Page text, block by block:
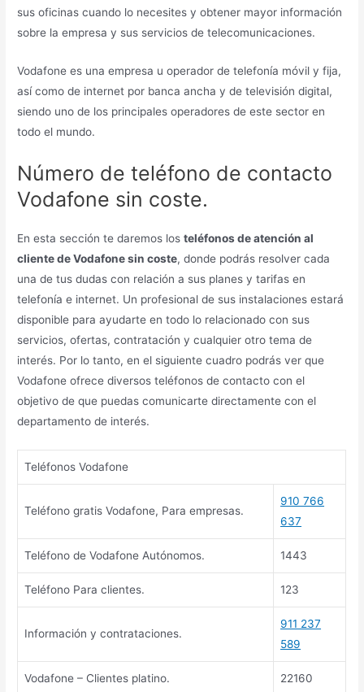
sus oficinas cuando lo necesites y obtener mayor información
sobre la empresa y sus servicios de telecomunicaciones.
Vodafone es una empresa u operador de telefonía móvil y fija,
así como de internet por banca ancha y de televisión digital,
siendo uno de los principales operadores de este sector en
todo el mundo.
Número de teléfono de contacto
Vodafone sin coste.
En esta sección te daremos losteléfonos de atención al
cliente de Vodafone sin coste, donde podrás resolver cada
una de tus dudas con relación a sus planes y tarifas en
telefonía e internet. Un profesional de sus instalaciones estará
disponible para ayudarte en todo lo relacionado con sus
servicios, ofertas, contratación y cualquier otro tema de
interés. Por lo tanto, en el siguiente cuadro podrás ver que
Vodafone ofrece diversos teléfonos de contacto con el
objetivo de que puedas comunicarte directamente con el
departamento de interés.
Teléfonos Vodafone
Teléfono gratis Vodafone, Para empresas.
910 766
637
Teléfono de Vodafone Autónomos. 1443
Teléfono Para clientes. 123
Información y contrataciones.
911 237
589
Vodafone – Clientes platino. 22160